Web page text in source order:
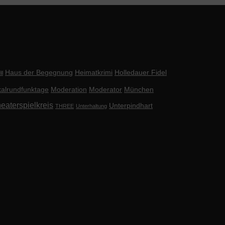
Haus der Begegnung Heimatkrimi Holledauer Fidel
Moderation Moderator München
THREE Unterhaltung Unterpindhart